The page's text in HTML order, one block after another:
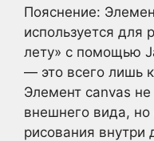
Пояснение:
используется для
лету» с помощью
— это всего лишь
Элемент canvas
внешнего вида, но
рисования внутри